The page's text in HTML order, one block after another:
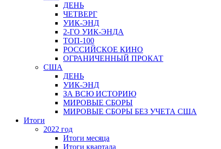
ДЕНЬ
ЧЕТВЕРГ
УИК-ЭНД
2-ГО УИК-ЭНДА
ТОП-100
РОССИЙСКОЕ КИНО
ОГРАНИЧЕННЫЙ ПРОКАТ
США
ДЕНЬ
УИК-ЭНД
ЗА ВСЮ ИСТОРИЮ
МИРОВЫЕ СБОРЫ
МИРОВЫЕ СБОРЫ БЕЗ УЧЕТА США
Итоги
2022 год
Итоги месяца
Итоги квартала